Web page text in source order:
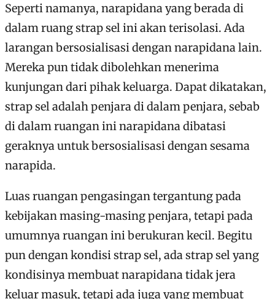
Seperti namanya, narapidana yang berada di
dalam ruang strap sel ini akan terisolasi. Ada
larangan bersosialisasi dengan narapidana lain.
Mereka pun tidak dibolehkan menerima
kunjungan dari pihak keluarga. Dapat dikatakan,
strap sel adalah penjara di dalam penjara, sebab
di dalam ruangan ini narapidana dibatasi
geraknya untuk bersosialisasi dengan sesama
narapida.
Luas ruangan pengasingan tergantung pada
kebijakan masing-masing penjara, tetapi pada
umumnya ruangan ini berukuran kecil. Begitu
pun dengan kondisi strap sel, ada strap sel yang
kondisinya membuat narapidana tidak jera
keluar masuk, tetapi ada juga yang membuat